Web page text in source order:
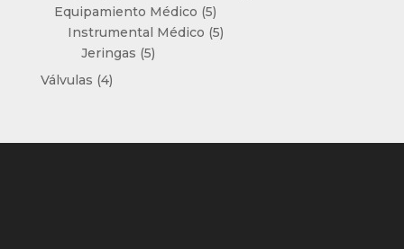
Equipamiento Médico 55
productos
Instrumental Médico 55
Jeringas 55
Válvulas 44